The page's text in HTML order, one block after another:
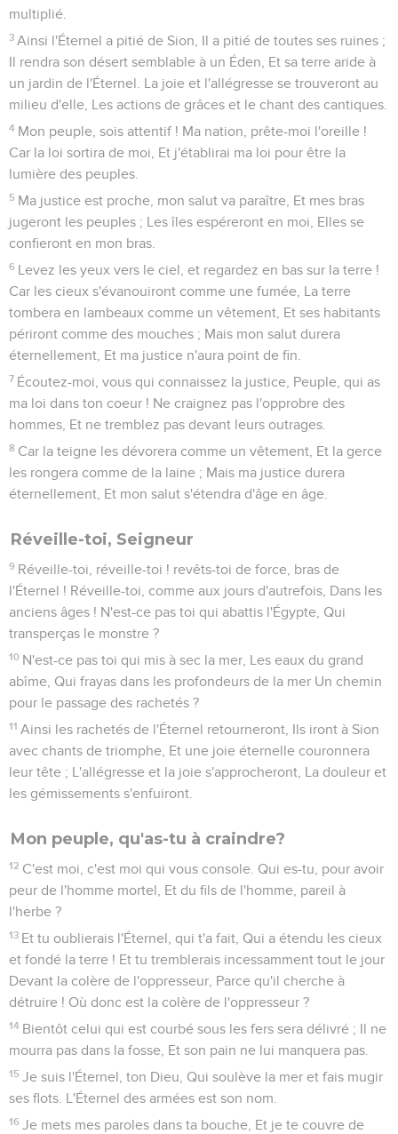
multiplié.
3 Ainsi l'Éternel a pitié de Sion, Il a pitié de toutes ses ruines ;
Il rendra son désert semblable à un Éden, Et sa terre aride à
un jardin de l'Éternel. La joie et l'allégresse se trouveront au
milieu d'elle, Les actions de grâces et le chant des cantiques.
4 Mon peuple, sois attentif ! Ma nation, prête-moi l'oreille !
Car la loi sortira de moi, Et j'établirai ma loi pour être la
lumière des peuples.
5 Ma justice est proche, mon salut va paraître, Et mes bras
jugeront les peuples ; Les îles espéreront en moi, Elles se
confieront en mon bras.
6 Levez les yeux vers le ciel, et regardez en bas sur la terre !
Car les cieux s'évanouiront comme une fumée, La terre
tombera en lambeaux comme un vêtement, Et ses habitants
périront comme des mouches ; Mais mon salut durera
éternellement, Et ma justice n'aura point de fin.
7 Écoutez-moi, vous qui connaissez la justice, Peuple, qui as
ma loi dans ton coeur ! Ne craignez pas l'opprobre des
hommes, Et ne tremblez pas devant leurs outrages.
8 Car la teigne les dévorera comme un vêtement, Et la gerce
les rongera comme de la laine ; Mais ma justice durera
éternellement, Et mon salut s'étendra d'âge en âge.
Réveille-toi, Seigneur
9 Réveille-toi, réveille-toi ! revêts-toi de force, bras de
l'Éternel ! Réveille-toi, comme aux jours d'autrefois, Dans les
anciens âges ! N'est-ce pas toi qui abattis l'Égypte, Qui
transperças le monstre ?
10 N'est-ce pas toi qui mis à sec la mer, Les eaux du grand
abîme, Qui frayas dans les profondeurs de la mer Un chemin
pour le passage des rachetés ?
11 Ainsi les rachetés de l'Éternel retourneront, Ils iront à Sion
avec chants de triomphe, Et une joie éternelle couronnera
leur tête ; L'allégresse et la joie s'approcheront, La douleur et
les gémissements s'enfuiront.
Mon peuple, qu'as-tu à craindre?
12 C'est moi, c'est moi qui vous console. Qui es-tu, pour avoir
peur de l'homme mortel, Et du fils de l'homme, pareil à
l'herbe ?
13 Et tu oublierais l'Éternel, qui t'a fait, Qui a étendu les cieux
et fondé la terre ! Et tu tremblerais incessamment tout le jour
Devant la colère de l'oppresseur, Parce qu'il cherche à
détruire ! Où donc est la colère de l'oppresseur ?
14 Bientôt celui qui est courbé sous les fers sera délivré ; Il ne
mourra pas dans la fosse, Et son pain ne lui manquera pas.
15 Je suis l'Éternel, ton Dieu, Qui soulève la mer et fais mugir
ses flots. L'Éternel des armées est son nom.
16 Je mets mes paroles dans ta bouche, Et je te couvre de